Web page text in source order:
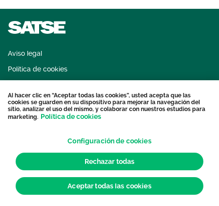
Aviso legal
Política de cookies
Protección datos personales
Contacto
© 2026 Sindicato de Enfermería. Todos los derechos reservados.
Al hacer clic en “Aceptar todas las cookies”, usted acepta que las
cookies se guarden en su dispositivo para mejorar la navegación del
sitio, analizar el uso del mismo, y colaborar con nuestros estudios para
marketing. Política de cookies
Configuración de cookies
Rechazar todas
Aceptar todas las cookies